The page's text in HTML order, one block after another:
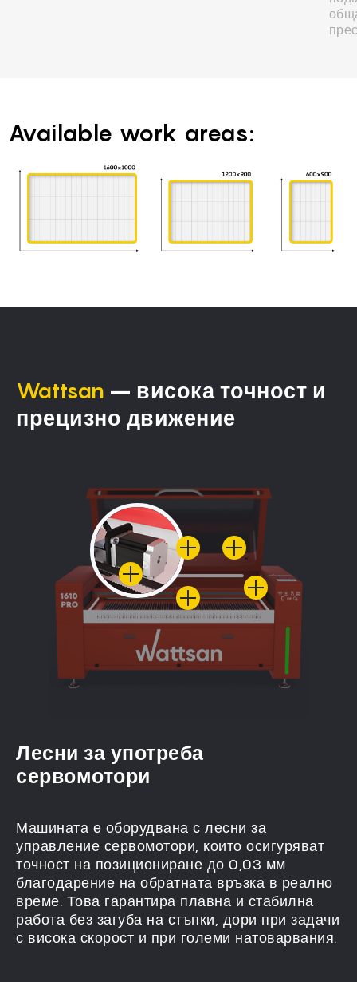
Available work areas:
Wattsan – висока точност и
прецизно движение
Лесни за употреба
сервомотори
Машината е оборудвана с лесни за
управление сервомотори, които осигуряват
точност на позициониране до 0,03 мм
благодарение на обратната връзка в реално
време. Това гарантира плавна и стабилна
работа без загуба на стъпки, дори при задачи
с висока скорост и при големи натоварвания.
Всички движещи се части, включително
порталът, са напълно затворени, за да се
предотврати проникването на прах и да се
гарантира работа без вибрации.